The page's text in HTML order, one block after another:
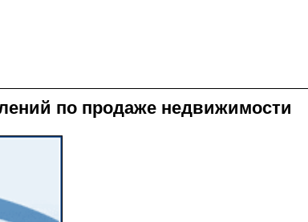
по продаже недвижимости